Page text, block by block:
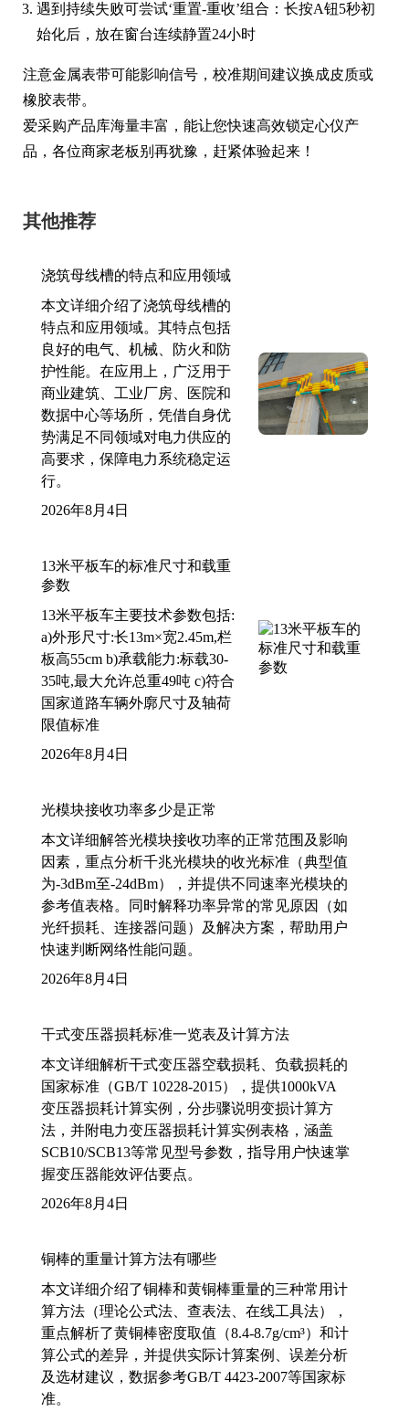
遇到持续失败可尝试‘重置-重收’组合：长按A钮5秒初
始化后，放在窗台连续静置24小时
注意金属表带可能影响信号，校准期间建议换成皮质或
橡胶表带。
爱采购产品库海量丰富，能让您快速高效锁定心仪产
品，各位商家老板别再犹豫，赶紧体验起来！
其他推荐
浇筑母线槽的特点和应用领域
本文详细介绍了浇筑母线槽的
特点和应用领域。其特点包括
良好的电气、机械、防火和防
护性能。在应用上，广泛用于
商业建筑、工业厂房、医院和
数据中心等场所，凭借自身优
势满足不同领域对电力供应的
高要求，保障电力系统稳定运
行。
2026年8月4日
13米平板车的标准尺寸和载重
参数
13米平板车主要技术参数包括:
a)外形尺寸:长13m×宽2.45m,栏
板高55cm b)承载能力:标载30-
35吨,最大允许总重49吨 c)符合
国家道路车辆外廓尺寸及轴荷
限值标准
2026年8月4日
光模块接收功率多少是正常
本文详细解答光模块接收功率的正常范围及影响
因素，重点分析千兆光模块的收光标准（典型值
为-3dBm至-24dBm），并提供不同速率光模块的
参考值表格。同时解释功率异常的常见原因（如
光纤损耗、连接器问题）及解决方案，帮助用户
快速判断网络性能问题。
2026年8月4日
干式变压器损耗标准一览表及计算方法
本文详细解析干式变压器空载损耗、负载损耗的
国家标准（GB/T 10228-2015），提供1000kVA
变压器损耗计算实例，分步骤说明变损计算方
法，并附电力变压器损耗计算实例表格，涵盖
SCB10/SCB13等常见型号参数，指导用户快速掌
握变压器能效评估要点。
2026年8月4日
铜棒的重量计算方法有哪些
本文详细介绍了铜棒和黄铜棒重量的三种常用计
算方法（理论公式法、查表法、在线工具法），
重点解析了黄铜棒密度取值（8.4-8.7g/cm³）和计
算公式的差异，并提供实际计算案例、误差分析
及选材建议，数据参考GB/T 4423-2007等国家标
准。